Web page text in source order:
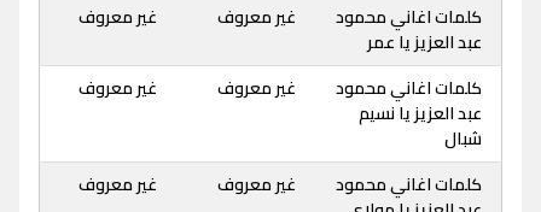
كلمات اغاني محمود
عبد العزيز يا عمر
غير معروف غير معروف
كلمات اغاني محمود
عبد العزيز يا نسيم
شبال
غير معروف غير معروف
كلمات اغاني محمود
غير معروف غير معروف